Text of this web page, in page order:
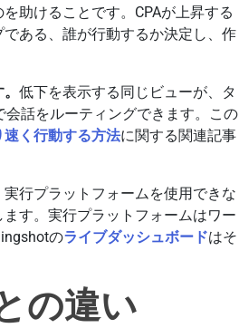
助けることです。CPAが上昇する
ある、誰が行動するか決定し、作
。低下を表示する同じビューが、タ
話をルーティングできます。この
く行動する方法に関する関連記事
行プラットフォームを使用できな
す。実行プラットフォームはワー
のライブダッシュボードはそ
の違い